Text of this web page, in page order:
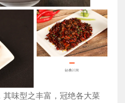
其味型之丰富，冠绝各大菜